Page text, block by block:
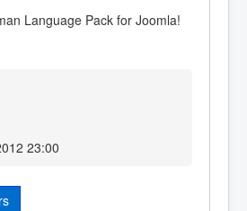
Language Pack for Joomla!
23:00